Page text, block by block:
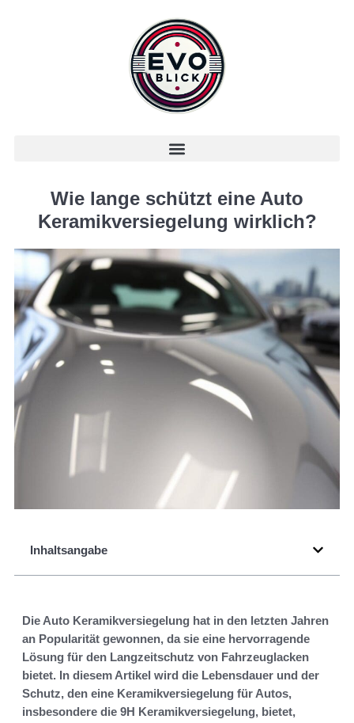
Wie lange schützt eine Auto
Keramikversiegelung wirklich?
Inhaltsangabe
Die Auto Keramikversiegelung hat in den letzten Jahren
an Popularität gewonnen, da sie eine hervorragende
Lösung für den Langzeitschutz von Fahrzeuglacken
bietet. In diesem Artikel wird die Lebensdauer und der
Schutz, den eine Keramikversiegelung für Autos,
insbesondere die 9H Keramikversiegelung, bietet,